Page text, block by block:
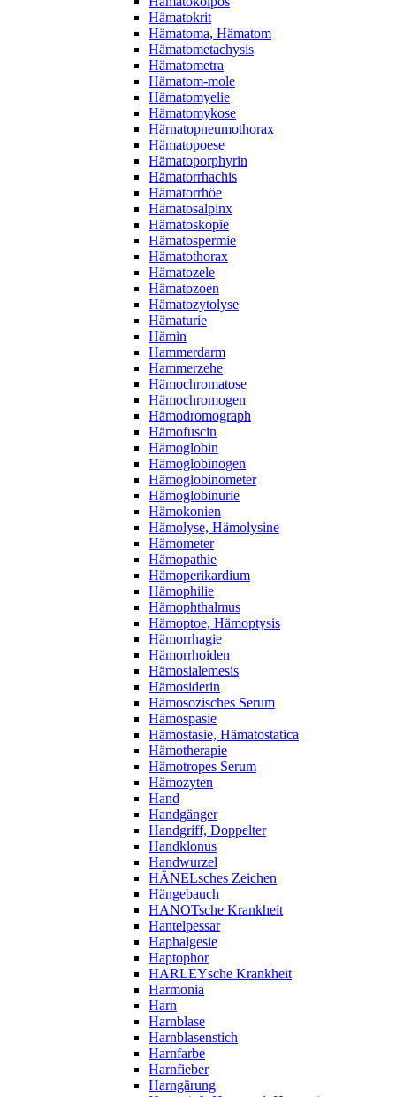
Hämatokrit
Hämatoma, Hämatom
Hämatometachysis
Hämatometra
Hämatom-mole
Hämatomyelie
Hämatomykose
Härnatopneumothorax
Hämatopoese
Hämatoporphyrin
Hämatorrhachis
Hämatorrhöe
Hämatosalpinx
Hämatoskopie
Hämatospermie
Hämatothorax
Hämatozele
Hämatozoen
Hämatozytolyse
Hämaturie
Hämin
Hammerdarm
Hammerzehe
Hämochromatose
Hämochromogen
Hämodromograph
Hämofuscin
Hämoglobin
Hämoglobinogen
Hämoglobinometer
Hämoglobinurie
Hämokonien
Hämolyse, Hämolysine
Hämometer
Hämopathie
Hämoperikardium
Hämophilie
Hämophthalmus
Hämoptoe, Hämoptysis
Hämorrhagie
Hämorrhoiden
Hämosialemesis
Hämosiderin
Hämosozisches Serum
Hämospasie
Hämostasie, Hämatostatica
Hämotherapie
Hämotropes Serum
Hämozyten
Hand
Handgänger
Handgriff, Doppelter
Handklonus
Handwurzel
HÄNELsches Zeichen
Hängebauch
HANOTsche Krankheit
Hantelpessar
Haphalgesie
Haptophor
HARLEYsche Krankheit
Harmonia
Harn
Harnblase
Harnblasenstich
Harnfarbe
Harnfieber
Harngärung